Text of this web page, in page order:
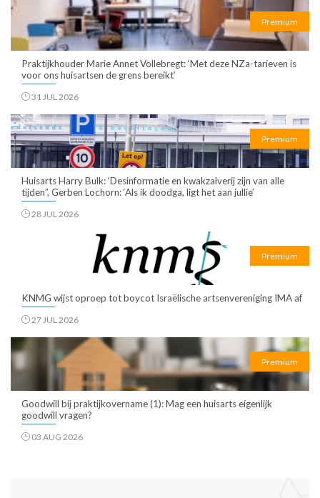
Premium
Praktijkhouder Marie Annet Vollebregt: ‘Met deze NZa-tarieven is
voor ons huisartsen de grens bereikt’
31 JUL 2026
Premium
Huisarts Harry Bulk: ‘Desinformatie en kwakzalverij zijn van alle
tijden”, Gerben Lochorn: ‘Als ik doodga, ligt het aan jullie’
28 JUL 2026
Premium
KNMG wijst oproep tot boycot Israëlische artsenvereniging IMA af
27 JUL 2026
Premium
Goodwill bij praktijkovername (1): Mag een huisarts eigenlijk
goodwill vragen?
03 AUG 2026